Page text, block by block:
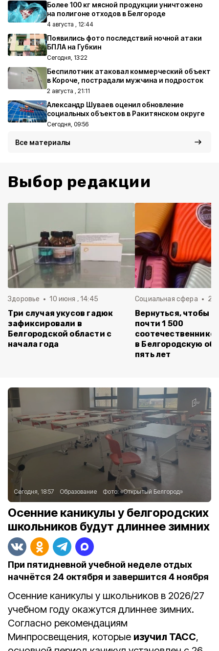
Более 100 кг мясной продукции уничтожено
на полигоне отходов в Белгороде
4 августа , 12:44
Появились фото последствий ночной атаки
БПЛА на Губкин
Сегодня, 13:22
Беспилотник атаковал коммерческий объект
в Короче, пострадали мужчина и подросток
2 августа , 21:11
Александр Шуваев оценил обновление
социальных объектов в Ракитянском округе
Сегодня, 09:56
Все материалы
Выбор редакции
Здоровье 10 июня , 14:45
Три случая укусов гадюк
зафиксировали в
Белгородской области с
начала года
Социальная сфера 20
Вернуться, чтобы
почти 1 500
в Белгородскую
пять лет
Сегодня, 18:57 Образование Фото:«Открытый Белгород»
Осенние каникулы у белгородских
школьников будут длиннее зимних
При пятидневной учебной неделе отдых
начнётся 24 октября и завершится 4 ноября
Осенние каникулы у школьников в 2026/27
учебном году окажутся длиннее зимних.
Согласно рекомендациям
Минпросвещения, которые изучил ТАСС,